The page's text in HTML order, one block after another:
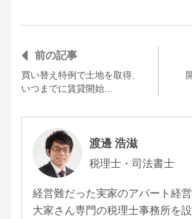
前の記事
買い替え特例で土地を取得、
いつまでに賃貸開始…
渡邊 浩滋
税理士・司法書士
経営難だった実家のアパート経営
大家さん専門の税理士事務所を